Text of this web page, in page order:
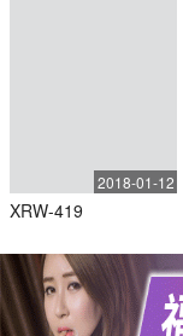
2018-01-12
XRW-419